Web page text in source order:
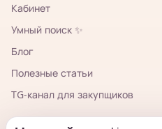
Кабинет
Умный поиск ✨
Блог
Полезные статьи
TG-канал для закупщиков